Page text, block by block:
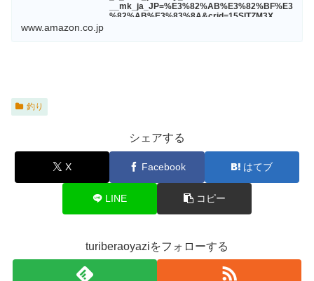
__mk_ja_JP=%E3%82%AB%E3%82%BF%E3
%82%AB%E3%83%8A&crid=15SITZM3X
www.amazon.co.jp
釣り
シェアする
X Facebook はてブ
LINE コピー
turiberaoyaziをフォローする